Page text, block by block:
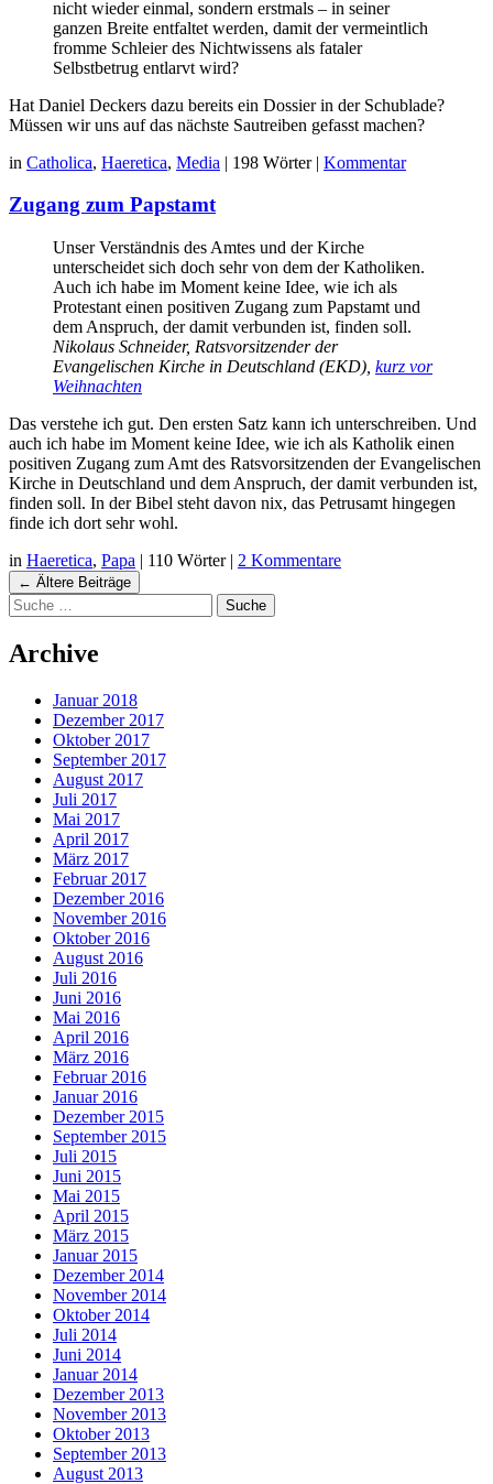
nicht wieder einmal, sondern erstmals – in seiner
ganzen Breite entfaltet werden, damit der vermeintlich
fromme Schleier des Nichtwissens als fataler
Selbstbetrug entlarvt wird?
Hat Daniel Deckers dazu bereits ein Dossier in der Schublade?
Müssen wir uns auf das nächste Sautreiben gefasst machen?
in Catholica, Haeretica, Media | 198 Wörter | Kommentar
Zugang zum Papstamt
Unser Verständnis des Amtes und der Kirche
unterscheidet sich doch sehr von dem der Katholiken.
Auch ich habe im Moment keine Idee, wie ich als
Protestant einen positiven Zugang zum Papstamt und
dem Anspruch, der damit verbunden ist, finden soll.
Nikolaus Schneider, Ratsvorsitzender der
Evangelischen Kirche in Deutschland (EKD), kurz vor
Weihnachten
Das verstehe ich gut. Den ersten Satz kann ich unterschreiben. Und
auch ich habe im Moment keine Idee, wie ich als Katholik einen
positiven Zugang zum Amt des Ratsvorsitzenden der Evangelischen
Kirche in Deutschland und dem Anspruch, der damit verbunden ist,
finden soll. In der Bibel steht davon nix, das Petrusamt hingegen
finde ich dort sehr wohl.
in Haeretica, Papa | 110 Wörter | 2 Kommentare
Navigation
Beiträgen
← Ältere Beiträge
Suche
Archive
Januar 2018
Dezember 2017
Oktober 2017
September 2017
August 2017
Juli 2017
Mai 2017
April 2017
März 2017
Februar 2017
Dezember 2016
November 2016
Oktober 2016
August 2016
Juli 2016
Juni 2016
Mai 2016
April 2016
März 2016
Februar 2016
Januar 2016
Dezember 2015
September 2015
Juli 2015
Juni 2015
Mai 2015
April 2015
März 2015
Januar 2015
Dezember 2014
November 2014
Oktober 2014
Juli 2014
Juni 2014
Januar 2014
Dezember 2013
November 2013
Oktober 2013
September 2013
August 2013